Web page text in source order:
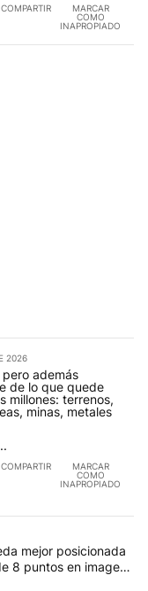
COMPARTIR
MARCAR
COMO
INAPROPIADO
2026
además
de lo que quede
millones: terrenos,
minas, metales
COMPARTIR
MARCAR
COMO
INAPROPIADO
comentarios en los
Patricia Bullrich
mejor posicionada
8 puntos en imagen